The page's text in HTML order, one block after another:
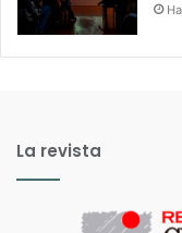
La revista